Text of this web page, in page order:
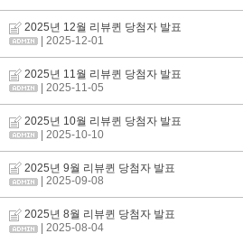
2025년 12월 리뷰퀸 당첨자 발표
| 2025-12-01
2025년 11월 리뷰퀸 당첨자 발표
| 2025-11-05
2025년 10월 리뷰퀸 당첨자 발표
| 2025-10-10
2025년 9월 리뷰퀸 당첨자 발표
| 2025-09-08
2025년 8월 리뷰퀸 당첨자 발표
| 2025-08-04